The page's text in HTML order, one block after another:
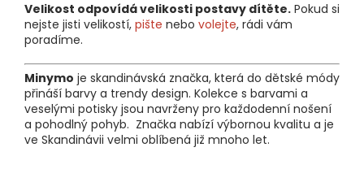
Velikost odpovídá velikosti postavy dítěte. Pokud si
nejste jisti velikostí, pište nebo volejte, rádi vám
poradíme.
Minymo je skandinávská značka, která do dětské módy
přináší barvy a trendy design. Kolekce s barvami a
veselými potisky jsou navrženy pro každodenní nošení
a pohodlný pohyb. Značka nabízí výbornou kvalitu a je
ve Skandinávii velmi oblíbená již mnoho let.